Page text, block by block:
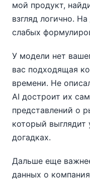
мой продукт,
взгляд логично.
слабых
У модели нет
вас подходящая
времени. Не
AI достроит их
представлений о
который выглядит
догадках.
Дальше еще
данных о